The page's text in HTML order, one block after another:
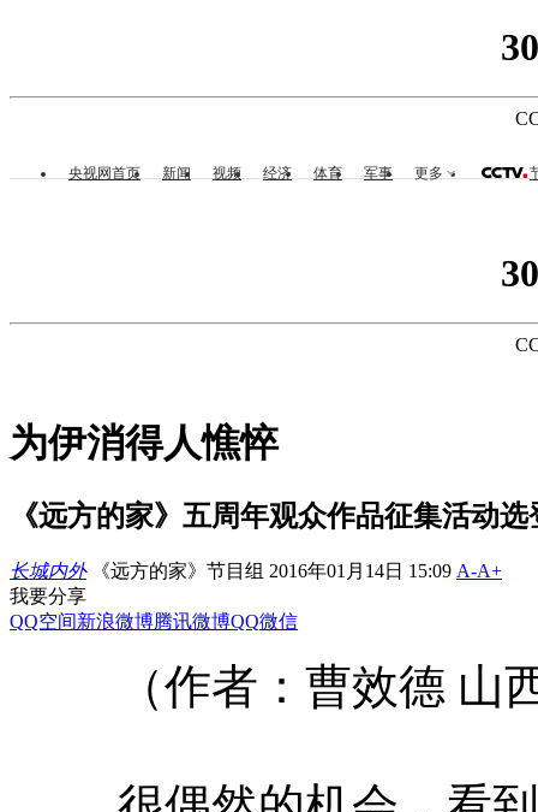
央视网首页 新闻 视频 经济 体育 军事 更多
为伊消得人憔悴
《远方的家》五周年观众作品征集活动选
长城内外 《远方的家》节目组 2016年01月14日 15:09 A-A+
我要分享
QQ空间新浪微博腾讯微博QQ微信
（作者：曹效德 山西